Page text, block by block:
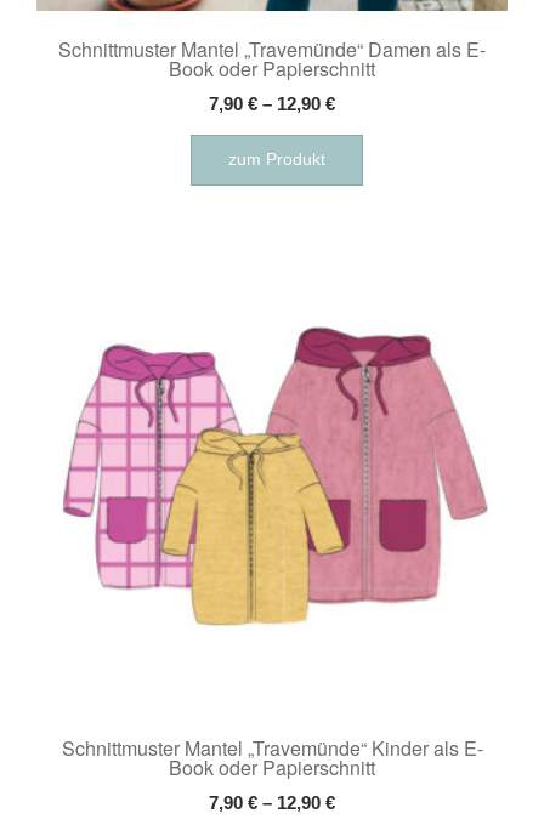
Schnittmuster Mantel „Travemünde“ Damen als E-
Book oder Papierschnitt
7,90 € – 12,90 €
zum Produkt
Dieses
weist
Optionen
können
auf
der
Produktseite
gewählt
werden
Schnittmuster Mantel „Travemünde“ Kinder als E-
Book oder Papierschnitt
7,90 € – 12,90 €